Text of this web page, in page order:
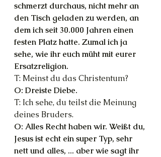
schmerzt durchaus, nicht mehr an
den Tisch geladen zu werden, an
dem ich seit 30.000 Jahren einen
festen Platz hatte. Zumal ich ja
sehe, wie ihr euch müht mit eurer
Ersatzreligion.
T: Meinst du das Christentum?
O: Dreiste Diebe.
T: Ich sehe, du teilst die Meinung
deines Bruders.
O: Alles Recht haben wir. Weißt du,
Jesus ist echt ein super Typ, sehr
nett und alles, ... aber wie sagt ihr